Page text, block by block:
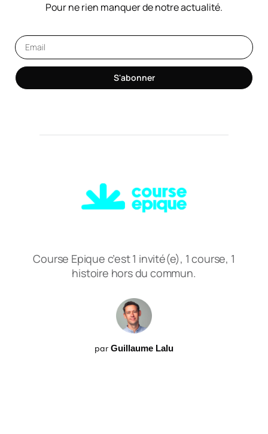
Pour ne rien manquer de notre actualité.
S'abonner
Course Epique c’est 1 invité(e), 1 course, 1
histoire hors du commun.
par Guillaume Lalu